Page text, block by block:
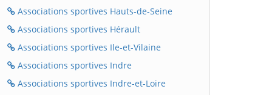
Associations sportives Hauts-de-Seine
Associations sportives Hérault
Associations sportives Ile-et-Vilaine
Associations sportives Indre
Associations sportives Indre-et-Loire